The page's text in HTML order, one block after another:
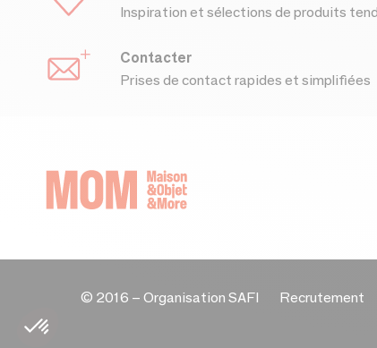
Inspiration et sélections de produits
Contacter
Prises de contact rapides et simplifiées
© 2016 – Organisation SAFI Recrutement